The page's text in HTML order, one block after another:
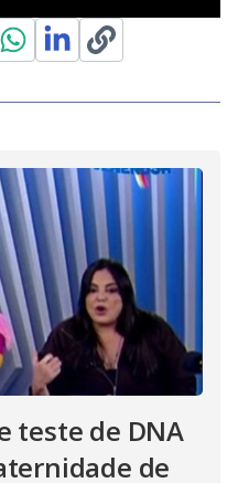
teste de DNA
de